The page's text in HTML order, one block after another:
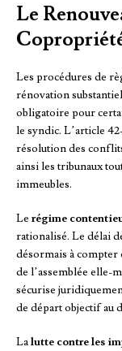
Le
Les procédures de
rénovation
obligatoire pour
le syndic. L’article
résolution des
ainsi les tribunaux
immeubles.
Le régime
rationalisé. Le délai
désormais à
de l’assemblée elle-
sécurise
de départ objectif au
Lalutte contre les